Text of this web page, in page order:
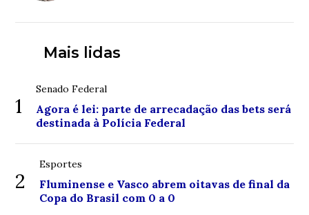
Mais lidas
1
Senado Federal
Agora é lei: parte de arrecadação das bets será
destinada à Polícia Federal
2
Esportes
Fluminense e Vasco abrem oitavas de final da
Copa do Brasil com 0 a 0